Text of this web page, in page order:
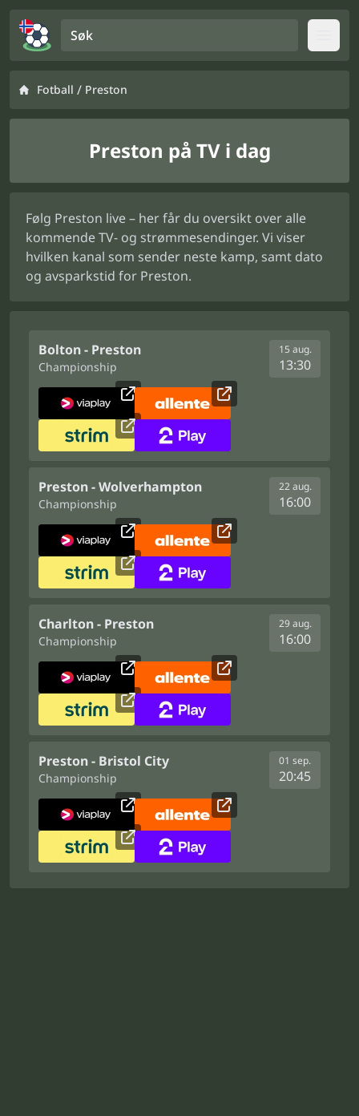
Fotball / Preston
Preston på TV i dag
Følg Preston live – her får du oversikt over alle
kommende TV- og strømmesendinger. Vi viser
hvilken kanal som sender neste kamp, samt dato
og avsparkstid for Preston.
Bolton - Preston
Championship
15 aug.
13:30
Preston - Wolverhampton
Championship
22 aug.
16:00
Charlton - Preston
Championship
29 aug.
16:00
Preston - Bristol City
Championship
01 sep.
20:45